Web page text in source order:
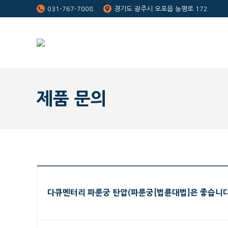
031-767-7008 경기도 광주시 오포읍 능평로 172
제품 문의
다큐멘터리 파룬궁 탄압(파룬궁[법륜대법]은 좋습니